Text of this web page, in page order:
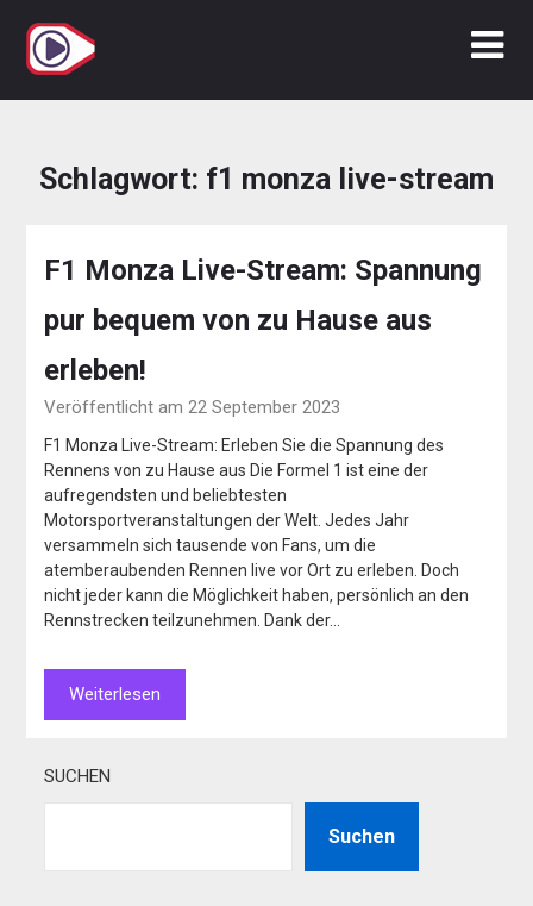
Inhalt
springen
Schlagwort: f1 monza live-stream
F1 Monza Live-Stream: Spannung
pur bequem von zu Hause aus
erleben!
Veröffentlicht am 22 September 2023
F1 Monza Live-Stream: Erleben Sie die Spannung des
Rennens von zu Hause aus Die Formel 1 ist eine der
aufregendsten und beliebtesten
Motorsportveranstaltungen der Welt. Jedes Jahr
versammeln sich tausende von Fans, um die
atemberaubenden Rennen live vor Ort zu erleben. Doch
nicht jeder kann die Möglichkeit haben, persönlich an den
Rennstrecken teilzunehmen. Dank der…
Weiterlesen
SUCHEN
Suchen